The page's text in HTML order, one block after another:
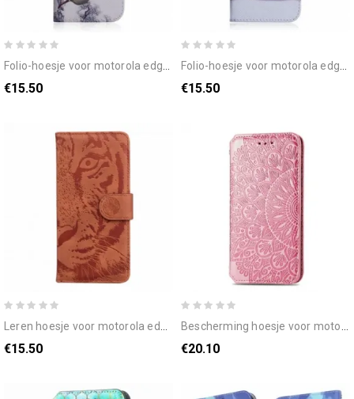
folio-hoesje voor motorola edge 20 oude roze bloem
€15.50
folio-hoesje voor motorola edge 20 pandagezicht
€15.50
leren hoesje voor motorola edge 20 tijgergezicht afdrukken
€15.50
bescherming hoesje voor motorola edge 20 folio-hoesje mandala's
€20.10